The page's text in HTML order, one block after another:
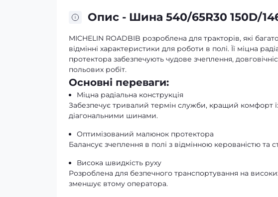
Опис - Шина 540/65R30 150D/
MICHELIN ROADBIB розроблена для тракторів, які
відмінні характеристики для роботи в полі. Її міцна
протектора забезпечують чудове зчеплення,
польових робіт.
Основні переваги:
Міцна радіальна конструкція
Забезпечує тривалий термін служби, кращий комфорт
діагональними шинами.
Оптимізований малюнок протектора
Балансує зчеплення в полі з відмінною керованістю та
Висока швидкість руху
Розроблена для безпечного транспортування на
зменшує втому оператора.